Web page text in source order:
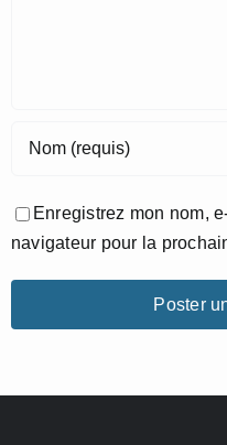
Enregistrez mon nom,
navigateur pour la